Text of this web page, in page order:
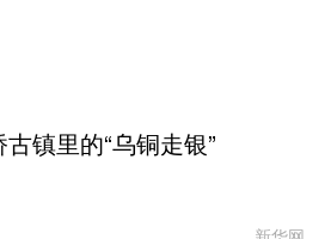
镇里的“乌铜走银”